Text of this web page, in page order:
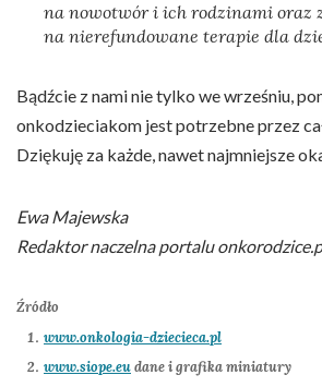
na nowotwór i ich rodzinami oraz
na nierefundowane terapie dla
Bądźcie z nami nie tylko we wrześniu,
onkodzieciakom jest potrzebne przez
Dziękuję za każde, nawet najmniejsze
Ewa Majewska
Redaktor naczelna portalu
Źródło
www.onkologia-dziecieca.pl
www.siope.eudane i grafika miniatury